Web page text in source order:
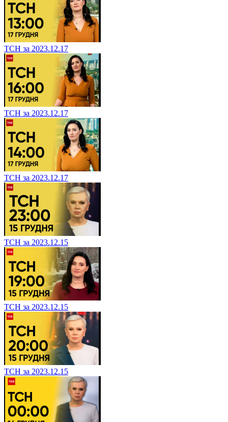
ТСН за 2023.12.17
ТСН за 2023.12.17
ТСН за 2023.12.17
ТСН за 2023.12.15
ТСН за 2023.12.15
ТСН за 2023.12.15